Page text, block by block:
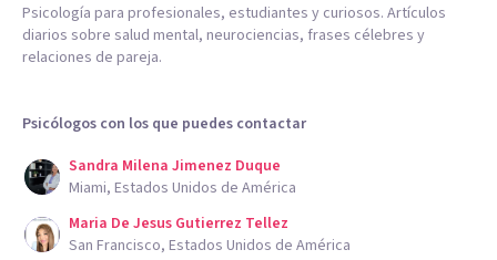
Psicología para profesionales, estudiantes y curiosos. Artículos
diarios sobre salud mental, neurociencias, frases célebres y
relaciones de pareja.
Psicólogos con los que puedes contactar
Sandra Milena Jimenez Duque
Miami, Estados Unidos de América
Maria De Jesus Gutierrez Tellez
San Francisco, Estados Unidos de América